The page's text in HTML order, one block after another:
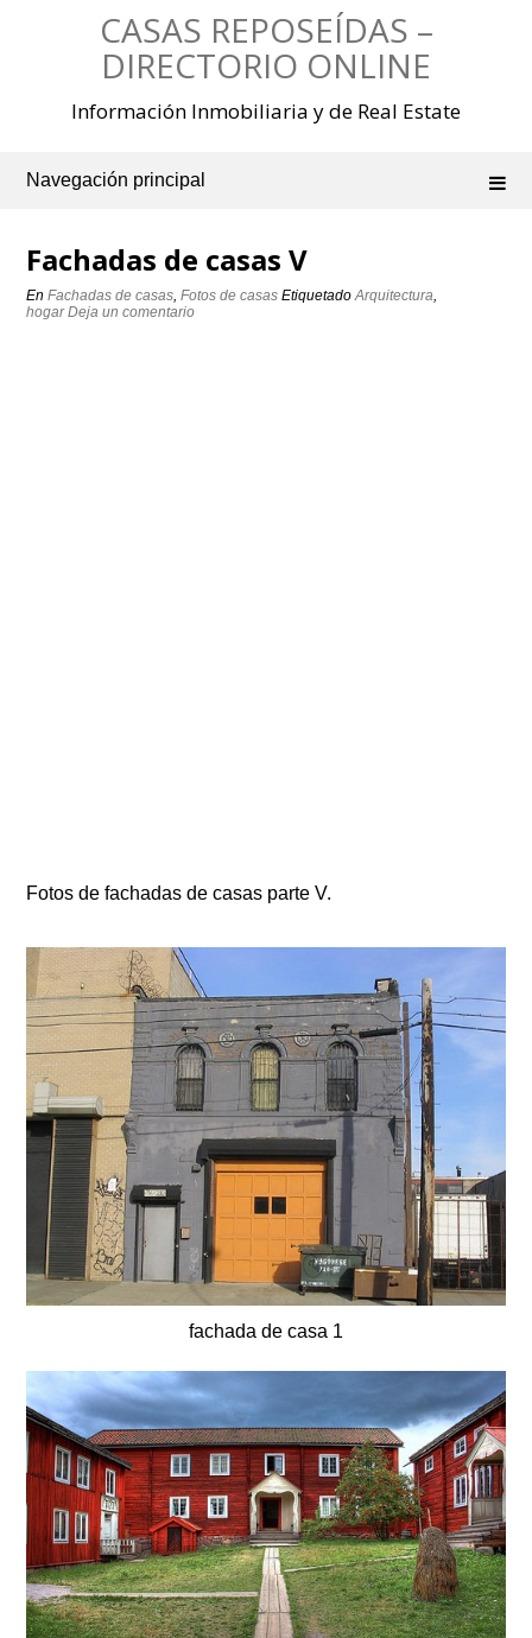
CASAS REPOSEÍDAS –
DIRECTORIO ONLINE
Información Inmobiliaria y de Real Estate
Navegación principal
Fachadas de casas V
EnFachadas de casas,Fotos de casas EtiquetadoArquitectura,
hogar Deja un comentario
Fotos de fachadas de casas parte V.
fachada de casa 1